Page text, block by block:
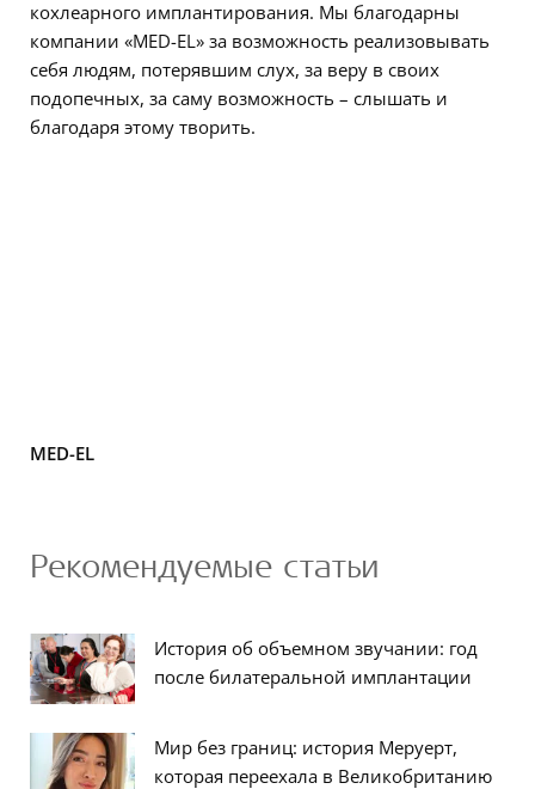
кохлеарного имплантирования. Мы благодарны
компании «MED-EL» за возможность реализовывать
себя людям, потерявшим слух, за веру в своих
подопечных, за саму возможность – слышать и
благодаря этому творить.
MED-EL
Рекомендуемые статьи
История об объемном звучании: год
после билатеральной имплантации
Мир без границ: история Меруерт,
которая переехала в Великобританию